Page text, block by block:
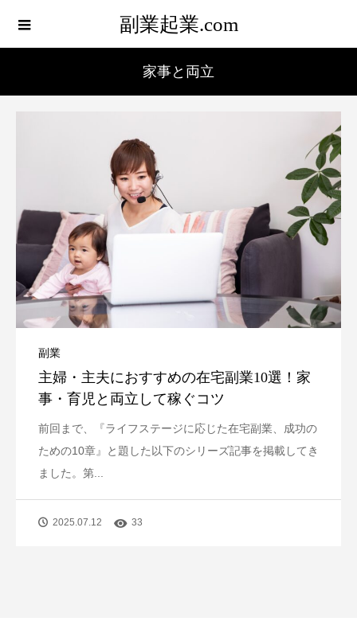
副業起業.com
家事と両立
副業
主婦・主夫におすすめの在宅副業10選！家
事・育児と両立して稼ぐコツ
前回まで、『ライフステージに応じた在宅副業、成功の
ための10章』と題した以下のシリーズ記事を掲載してき
ました。第...
2025.07.12 33